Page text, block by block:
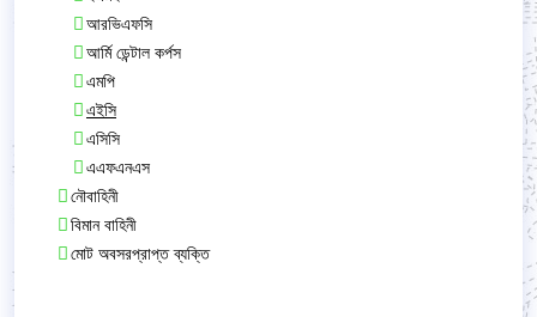
আরভিএফসি
আর্মি ডেন্টাল কর্পস
এমপি
এইসি
এসিসি
এএফএনএস
নৌবাহিনী
বিমান বাহিনী
মোট অবসরপ্রাপ্ত ব্যক্তি